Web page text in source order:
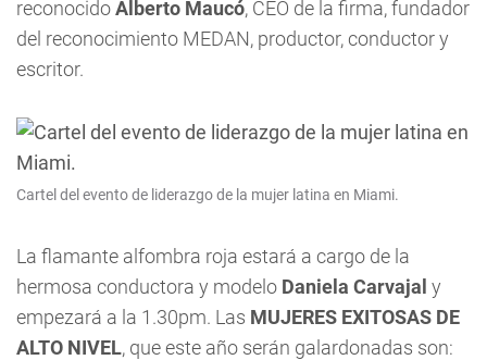
reconocidoAlberto Maucó, CEO de la firma, fundador
del reconocimiento MEDAN, productor, conductor y
escritor.
Cartel del evento de liderazgo de la mujer latina en Miami.
La flamante alfombra roja estará a cargo de la
hermosa conductora y modelo Daniela Carvajal y
empezará a la 1.30pm. Las MUJERES EXITOSAS DE
ALTO NIVEL, que este año serán galardonadas son: